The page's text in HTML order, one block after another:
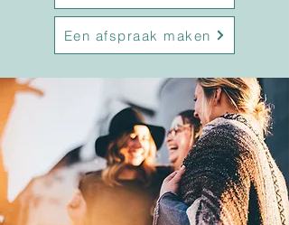
Een afspraak maken